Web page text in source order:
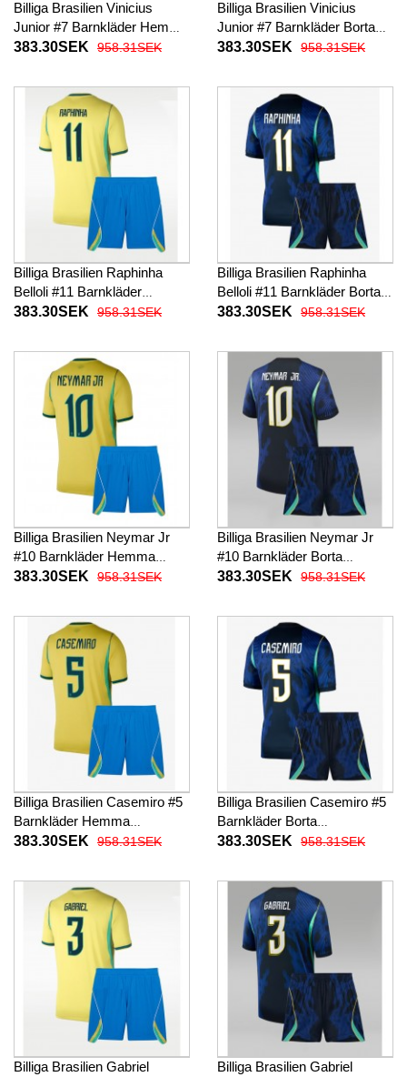
Billiga Brasilien Vinicius
Junior #7 Barnkläder Hemma
fotbollskläder till baby VM
byxor)
383.30SEK 958.31SEK
Billiga Brasilien Vinicius
Junior #7 Barnkläder Borta
fotbollskläder till baby VM
byxor)
383.30SEK 958.31SEK
Billiga Brasilien Raphinha
Belloli #11 Barnkläder
Hemma fotbollskläder till
Korta byxor)
383.30SEK 958.31SEK
Billiga Brasilien Raphinha
Belloli #11 Barnkläder Borta
fotbollskläder till baby VM
byxor)
383.30SEK 958.31SEK
Billiga Brasilien Neymar Jr
#10 Barnkläder Hemma
fotbollskläder till baby VM
byxor)
383.30SEK 958.31SEK
Billiga Brasilien Neymar Jr
#10 Barnkläder Borta
fotbollskläder till baby VM
byxor)
383.30SEK 958.31SEK
Billiga Brasilien Casemiro #5
Barnkläder Hemma
fotbollskläder till baby VM
byxor)
383.30SEK 958.31SEK
Billiga Brasilien Casemiro #5
Barnkläder Borta
fotbollskläder till baby VM
byxor)
383.30SEK 958.31SEK
Billiga Brasilien Gabriel Billiga Brasilien Gabriel